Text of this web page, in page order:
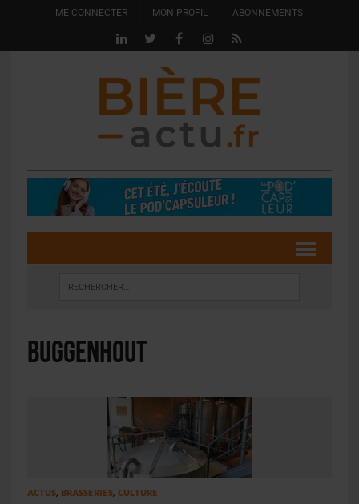
ME CONNECTER MON PROFIL ABONNEMENTS
Buggenhout
ACTUS, BRASSERIES, CULTURE